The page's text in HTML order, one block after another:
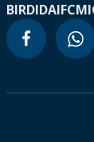
BIRDIDAIFC